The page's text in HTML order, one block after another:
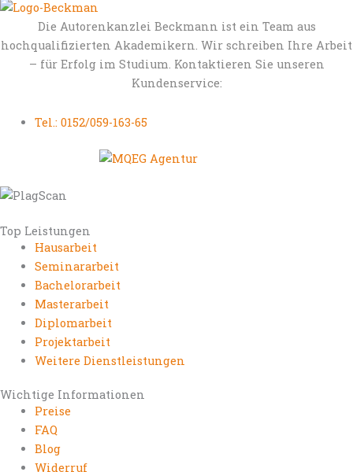
Die Autorenkanzlei Beckmann ist ein Team aus
hochqualifizierten Akademikern. Wir schreiben Ihre Arbeit
– für Erfolg im Studium. Kontaktieren Sie unseren
Kundenservice:
Tel.: 0152/059-163-65
Top Leistungen
Hausarbeit
Seminararbeit
Bachelorarbeit
Masterarbeit
Diplomarbeit
Projektarbeit
Weitere Dienstleistungen
Wichtige Informationen
Preise
FAQ
Blog
Widerruf